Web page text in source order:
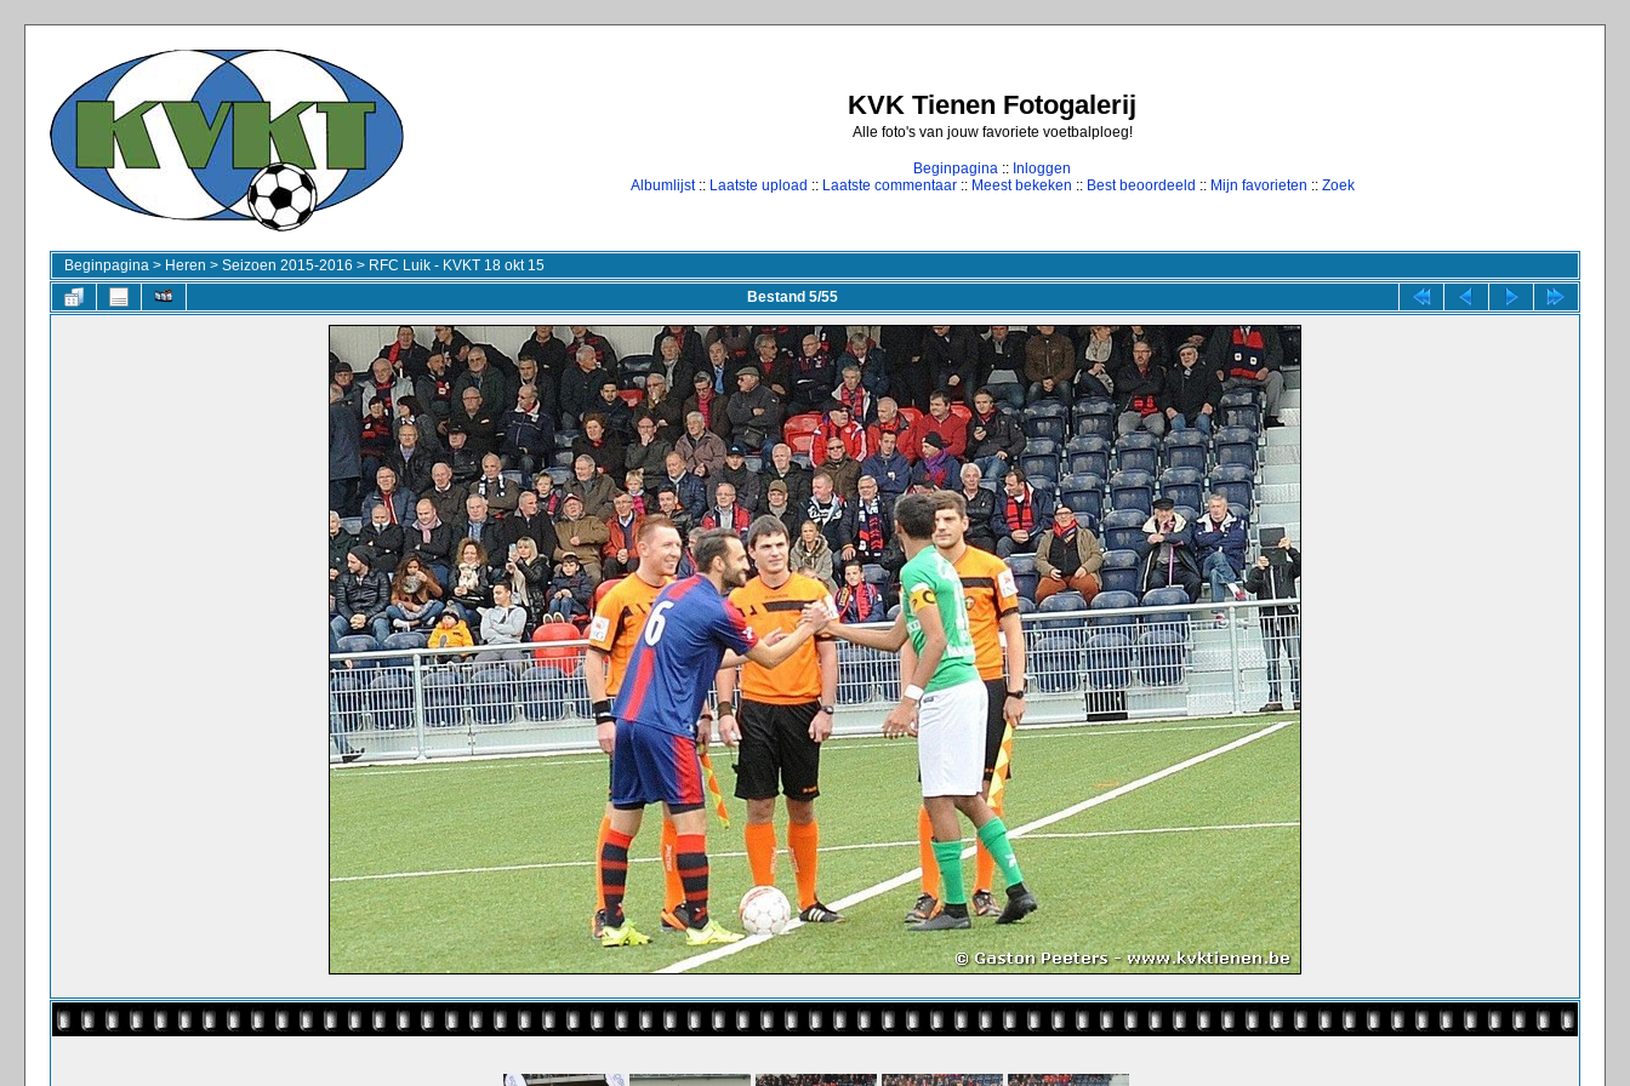
KVK Tienen Fotogalerij
Alle foto's van jouw favoriete voetbalploeg!
Beginpagina :: Inloggen
Albumlijst:: Laatste upload :: Laatste commentaar:: Meest bekeken :: Best beoordeeld :: Mijn favorieten :: Zoek
Beginpagina > Heren > Seizoen 2015-2016 > RFC Luik - KVKT 18 okt 15
Bestand 5/55